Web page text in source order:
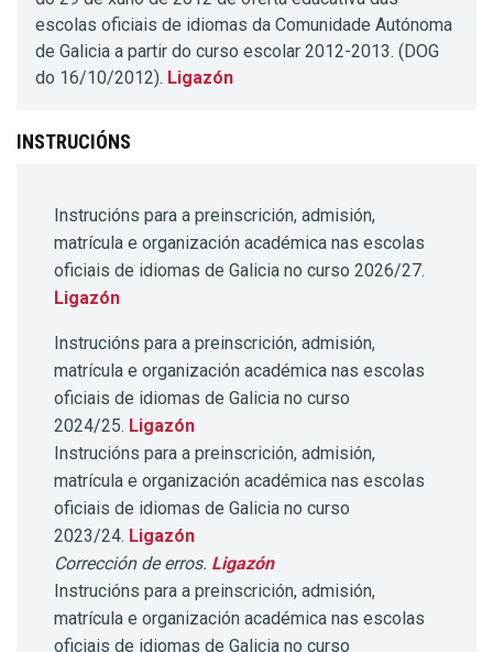
escolas oficiais de idiomas da Comunidade Autónoma
de Galicia a partir do curso escolar 2012-2013. (DOG
do 16/10/2012). Ligazón
INSTRUCIÓNS
Instrucións para a preinscrición, admisión,
matrícula e organización académica nas escolas
oficiais de idiomas de Galicia no curso 2026/27.
Ligazón
Instrucións para a preinscrición, admisión,
matrícula e organización académica nas escolas
oficiais de idiomas de Galicia no curso
2024/25. Ligazón
Instrucións para a preinscrición, admisión,
matrícula e organización académica nas escolas
oficiais de idiomas de Galicia no curso
2023/24. Ligazón
Corrección de erros. Ligazón
Instrucións para a preinscrición, admisión,
matrícula e organización académica nas escolas
oficiais de idiomas de Galicia no curso